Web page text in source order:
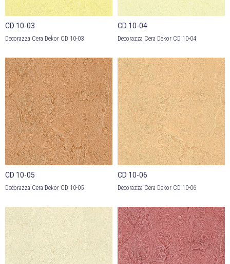
CD 10-03
Decorazza Cera Dekor CD 10-03
CD 10-04
Decorazza Cera Dekor CD 10-04
CD 10-05
Decorazza Cera Dekor CD 10-05
CD 10-06
Decorazza Cera Dekor CD 10-06